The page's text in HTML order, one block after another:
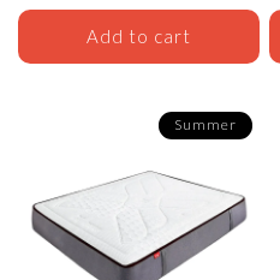
Add to cart
Summer